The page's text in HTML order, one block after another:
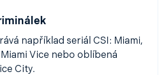
a dalšími mořskými živočichy. Na
na
Bayside Market, kde najdete
ale i začínajících umělců. Tohle
oceánu
například seriál CSI: Miami,
Vice nebo oblíbená
City.